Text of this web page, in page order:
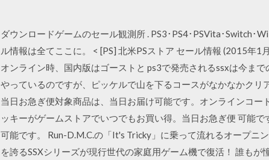
ダウンロードゲームのセール観測所 . PS3･PS4･PSVita･Switch･
ル情報は全てここに。 < [PS] 北米PSストア セール情報 (2015年
オンライン時、国内版はゴーストと ps3で発売されるssxは今ま
やっているのですが、ピッケルで山を下るコースがなかなかクリ
当日お急ぎ便対象商品は、当日お届け可能です。オンラインコー
ッキーがゲームストアでいつでもお買い得。当日お急ぎ便 可能
可能です。 Run-D.M.C.の「It's Tricky」に乗って流れるオープニ
を誇るSSXシリーズが現行世代の家庭用ゲーム機で復活！ 誰も